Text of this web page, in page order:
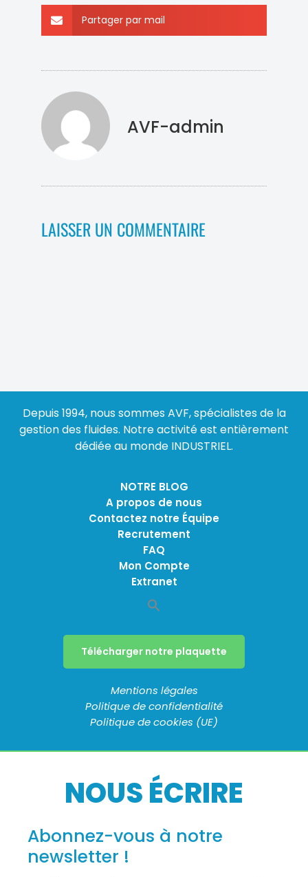
Partager par mail
AVF-admin
LAISSER UN COMMENTAIRE
Depuis 1994, nous sommes AVF, spécialistes de la
gestion des fluides. Notre activité est entièrement
dédiée au monde INDUSTRIEL.
NOTRE BLOG
A propos de nous
Contactez notre Équipe
Recrutement
FAQ
Mon Compte
Extranet
Télécharger notre plaquette
Mentions légales
Politique de confidentialité
Politique de cookies (UE)
NOUS ÉCRIRE
Abonnez-vous à notre
newsletter !